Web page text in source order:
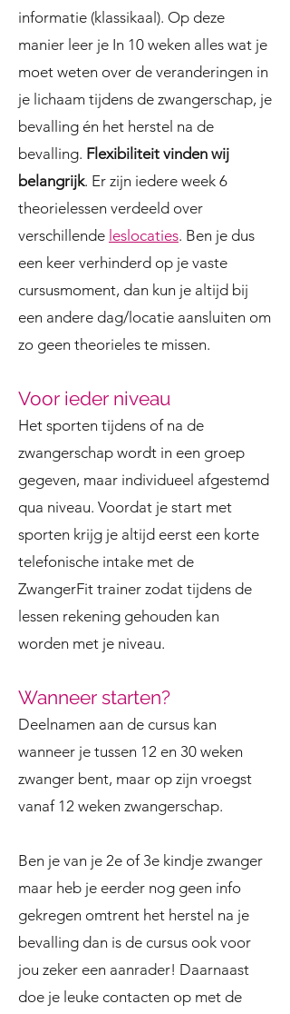
informatie (klassikaal). Op deze
manier leer je In 10 weken alles wat je
moet weten over de veranderingen in
je lichaam tijdens de zwangerschap, je
bevalling én het herstel na de
bevalling. Flexibiliteit vinden wij
belangrijk. Er zijn iedere week 6
theorielessen verdeeld over
verschillende leslocaties. Ben je dus
een keer verhinderd op je vaste
cursusmoment, dan kun je altijd bij
een andere dag/locatie aansluiten om
zo geen theorieles te missen.
Voor ieder niveau
Het sporten tijdens of na de
zwangerschap wordt in een groep
gegeven, maar individueel afgestemd
qua niveau. Voordat je start met
sporten krijg je altijd eerst een korte
telefonische intake met de
ZwangerFit trainer zodat tijdens de
lessen rekening gehouden kan
worden met je niveau.
Wanneer starten?
Deelnamen aan de cursus kan
wanneer je tussen 12 en 30 weken
zwanger bent, maar op zijn vroegst
vanaf 12 weken zwangerschap.
Ben je van je 2e of 3e kindje zwanger
maar heb je eerder nog geen info
gekregen omtrent het herstel na je
bevalling dan is de cursus ook voor
jou zeker een aanrader! Daarnaast
doe je leuke contacten op met de